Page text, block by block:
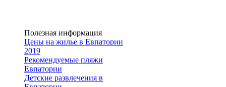
Полезная информация
Цены на жилье в Евпатории
2019
Рекомендуемые пляжи
Евпатории
Детские развлечения в